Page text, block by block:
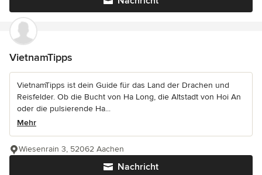
VietnamTipps
VietnamTipps ist dein Guide für das Land der Drachen und
Reisfelder. Ob die Bucht von Ha Long, die Altstadt von Hoi An
oder die pulsierende Ha...
Mehr
Nachricht
Wiesenrain 3, 52062 Aachen